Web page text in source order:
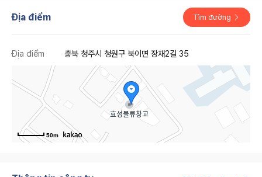
Địa điểm Tìm đường
Địa điểm 충북 청주시 청원구 북이면 장재2길 35
50m